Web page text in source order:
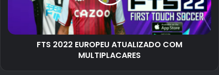
FTS 2022 EUROPEU ATUALIZADO COM
MULTIPLACARES